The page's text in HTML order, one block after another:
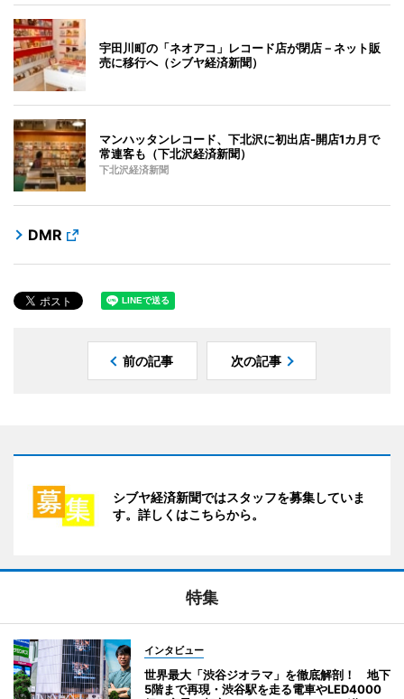
宇田川町の「ネオアコ」レコード店が閉店－ネット販
売に移行へ（シブヤ経済新聞）
マンハッタンレコード、下北沢に初出店-開店1カ月で
常連客も（下北沢経済新聞）
下北沢経済新聞
DMR
前の記事 次の記事
シブヤ経済新聞ではスタッフを募集していま
す。詳しくはこちらから。
特集
インタビュー
世界最大「渋谷ジオラマ」を徹底解剖！ 地下
5階まで再現・渋谷駅を走る電車やLED4000